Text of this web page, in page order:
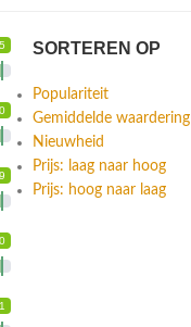
SORTEREN OP
Populariteit
Gemiddelde waardering
Nieuwheid
Prijs: laag naar hoog
Prijs: hoog naar laag